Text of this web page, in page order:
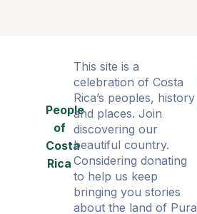
People
of
Costa
Rica
This site is a
celebration of Costa
Rica’s peoples, history
and places. Join
discovering our
beautiful country.
Considering donating
to help us keep
bringing you stories
about the land of Pura